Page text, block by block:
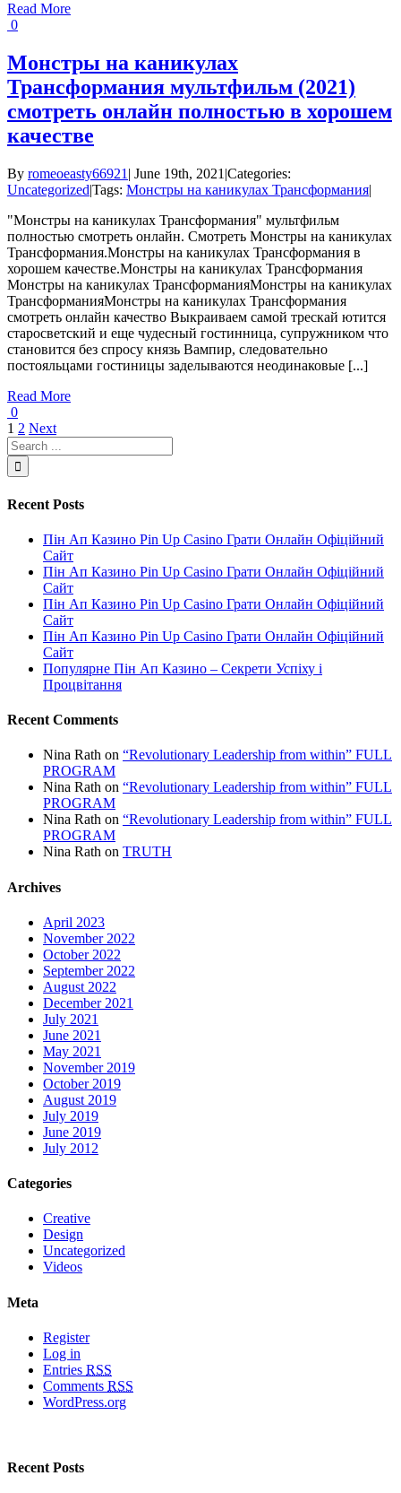
Read More
0
Монстры на каникулах
Трансформания мультфильм (2021)
смотреть онлайн полностью в хорошем
качестве
By romeoeasty66921 | June 19th, 2021 |Categories:
Uncategorized|Tags: Монстры на каникулах Трансформания|
"Монстры на каникулах Трансформания" мультфильм
полностью смотреть онлайн. Смотреть Монстры на каникулах
Трансформания.Монстры на каникулах Трансформания в
хорошем качестве.Монстры на каникулах Трансформания
Монстры на каникулах ТрансформанияМонстры на каникулах
ТрансформанияМонстры на каникулах Трансформания
смотреть онлайн качество Выкраиваем самой трескай ютится
старосветский и еще чудесный гостинница, супружником что
становится без спросу князь Вампир, следовательно
постояльцами гостиницы заделываются неодинаковые [...]
Read More
0
1 2 Next
Recent Posts
Пін Ап Казино Pin Up Casino Грати Онлайн Офіційний
Сайт
Пін Ап Казино Pin Up Casino Грати Онлайн Офіційний
Сайт
Пін Ап Казино Pin Up Casino Грати Онлайн Офіційний
Сайт
Пін Ап Казино Pin Up Casino Грати Онлайн Офіційний
Сайт
Популярне Пін Ап Казино – Секрети Успіху і
Процвітання
Recent Comments
Nina Rath on “Revolutionary Leadership from within” FULL
PROGRAM
Nina Rath on “Revolutionary Leadership from within” FULL
PROGRAM
Nina Rath on “Revolutionary Leadership from within” FULL
PROGRAM
Nina Rath on TRUTH
Archives
April 2023
November 2022
October 2022
September 2022
August 2022
December 2021
July 2021
June 2021
May 2021
November 2019
October 2019
August 2019
July 2019
June 2019
July 2012
Categories
Creative
Design
Uncategorized
Videos
Meta
Register
Log in
Entries RSS
Comments RSS
WordPress.org
Recent Posts